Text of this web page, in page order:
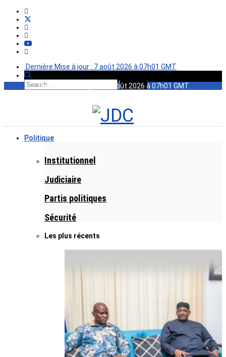
Dernière Mise à jour : 7 août 2026 à 07h01 GMT
Dernière Mise à jour : 7 août 2026 à 07h01 GMT
Politique
Institutionnel
Judiciaire
Partis politiques
Sécurité
Les plus récents